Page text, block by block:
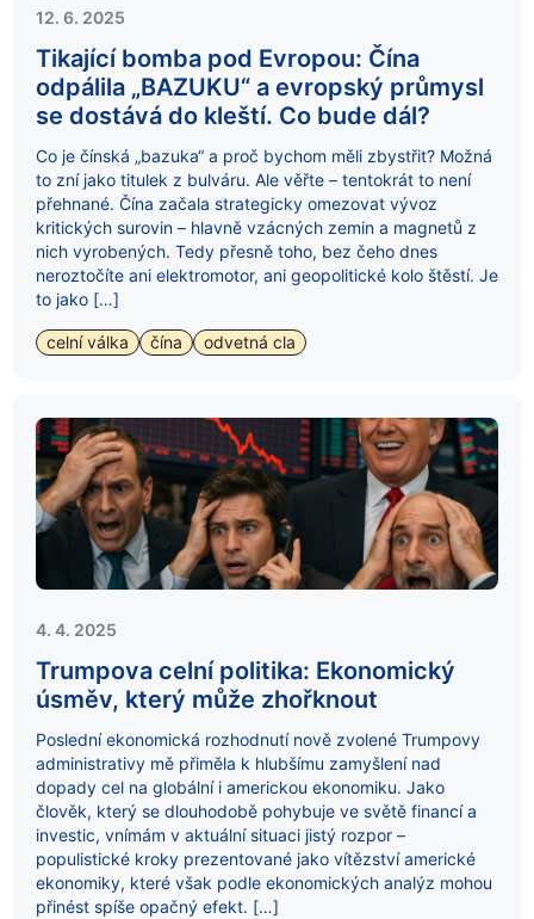
12. 6. 2025
Tikající bomba pod Evropou: Čína
odpálila „BAZUKU“ a evropský průmysl
se dostává do kleští. Co bude dál?
Co je čínská „bazuka“ a proč bychom měli zbystřit? Možná
to zní jako titulek z bulváru. Ale věřte – tentokrát to není
přehnané. Čína začala strategicky omezovat vývoz
kritických surovin – hlavně vzácných zemin a magnetů z
nich vyrobených. Tedy přesně toho, bez čeho dnes
neroztočíte ani elektromotor, ani geopolitické kolo štěstí. Je
to jako […]
celní válka čína odvetná cla
4. 4. 2025
Trumpova celní politika: Ekonomický
úsměv, který může zhořknout
Poslední ekonomická rozhodnutí nově zvolené Trumpovy
administrativy mě přiměla k hlubšímu zamyšlení nad
dopady cel na globální i americkou ekonomiku. Jako
člověk, který se dlouhodobě pohybuje ve světě financí a
investic, vnímám v aktuální situaci jistý rozpor –
populistické kroky prezentované jako vítězství americké
ekonomiky, které však podle ekonomických analýz mohou
přinést spíše opačný efekt. […]